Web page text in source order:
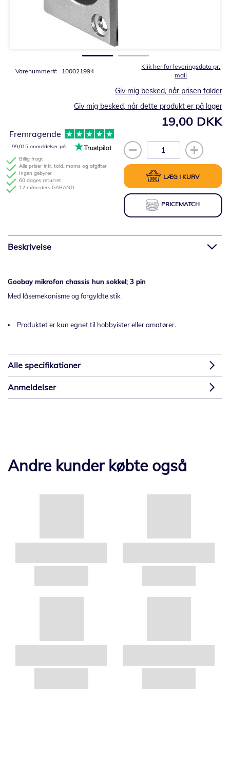
Klik her for leveringsdato pr.
mail
Varenummer 100021994
19,00 DKK
Giv mig besked, når prisen falder
Giv mig besked, når dette produkt er på lager
LÆG I KURV
PRICEMATCH
Billig fragt
Alle priser inkl. told, moms og afgifter
Ingen gebyrer
60 dages returret
12 måneders GARANTI
Fremragende
99,015 anmeldelser på
Beskrivelse
Goobay mikrofon chassis hun sokkel; 3 pin
Med låsemekanisme og forgyldte stik
Produktet er kun egnet til hobbyister eller amatører.
Alle specifikationer
Anmeldelser
Andre kunder købte også